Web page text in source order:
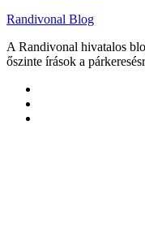
Randivonal Blog
A Randivonal hivatalos
őszinte írások a